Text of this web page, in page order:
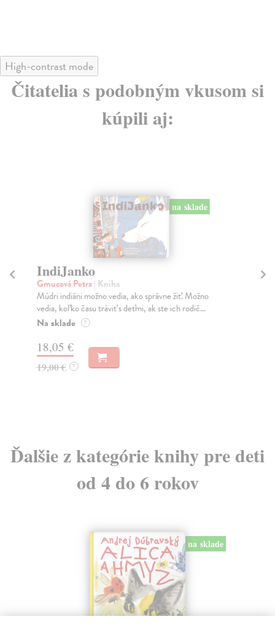
High-contrast mode
Čitatelia s podobným vkusom si
kúpili aj:
na sklade
IndiJanko
Gmucová Petra| Kniha
Múdri indiáni možno vedia, ako správne žiť. Možno
vedia, koľko času tráviť s deťmi, ak ste ich rodič...
Na sklade ?
18,05 €
19,00 € ?
Ďalšie z kategórie knihy pre deti
od 4 do 6 rokov
na sklade